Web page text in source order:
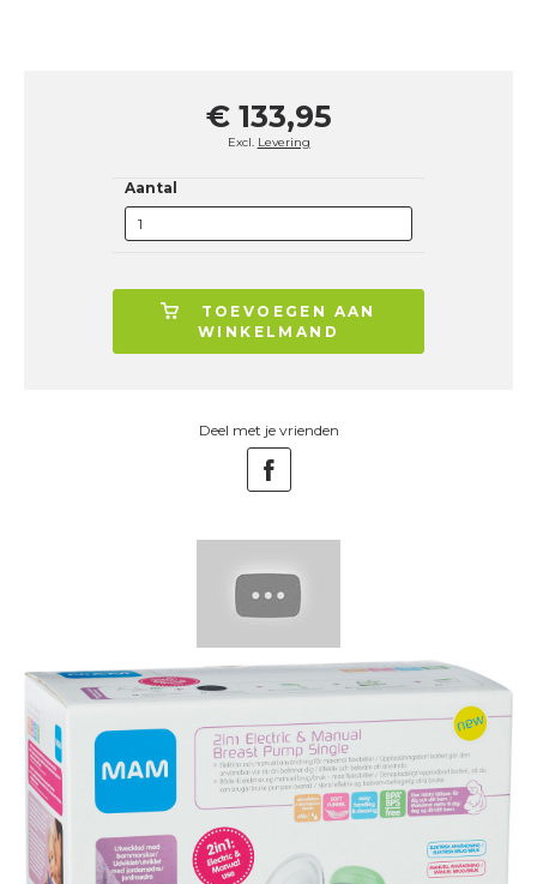
€ 133,95
Excl. Levering
Aantal
TOEVOEGEN AAN
WINKELMAND
Deel met je vrienden